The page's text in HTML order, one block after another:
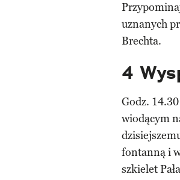
uznanych
Brechta.
4
Godz.
wiodącym
fontanną i
szkielet